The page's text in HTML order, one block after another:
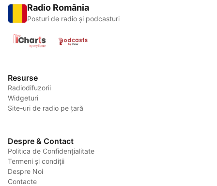
Radio România
Posturi de radio și podcasturi
Resurse
Radiodifuzorii
Widgeturi
Site-uri de radio pe țară
Despre & Contact
Politica de Confidențialitate
Termeni și condiții
Despre Noi
Contacte